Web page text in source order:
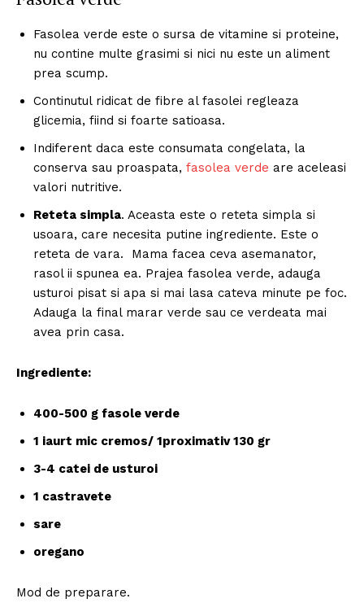
Fasolea verde este o sursa de vitamine si proteine,
nu contine multe grasimi si nici nu este un aliment
prea scump.
Continutul ridicat de fibre al fasolei regleaza
glicemia, fiind si foarte satioasa.
Indiferent daca este consumata congelata, la
conserva sau proaspata, fasolea verde are aceleasi
valori nutritive.
Reteta simpla. Aceasta este o reteta simpla si
usoara, care necesita putine ingrediente. Este o
reteta de vara. Mama facea ceva asemanator,
rasol ii spunea ea. Prajea fasolea verde, adauga
usturoi pisat si apa si mai lasa cateva minute pe foc.
Adauga la final marar verde sau ce verdeata mai
avea prin casa.
Ingrediente:
400-500 g fasole verde
1 iaurt mic cremos/ 1proximativ 130 gr
3-4 catei de usturoi
1 castravete
sare
oregano
Mod de preparare.